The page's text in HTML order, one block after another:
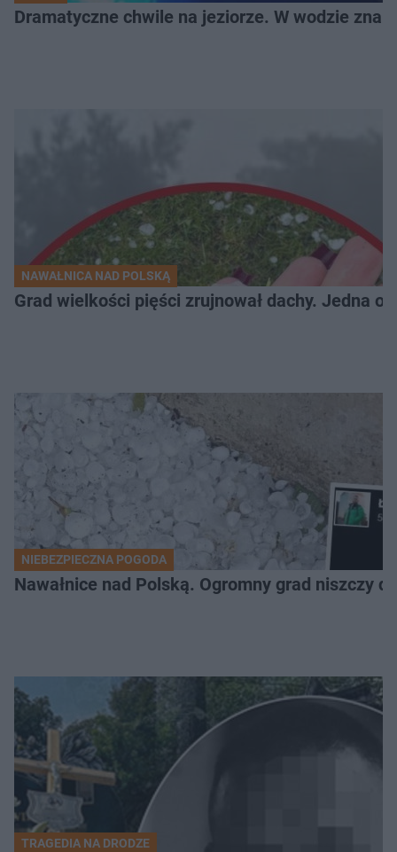
Dramatyczne chwile na jeziorze. W wodzie
NAWAŁNICA NAD POLSKĄ
Grad wielkości pięści zrujnował dachy. Jedna
NIEBEZPIECZNA POGODA
Nawałnice nad Polską. Ogromny grad niszczy
TRAGEDIA NA DRODZE